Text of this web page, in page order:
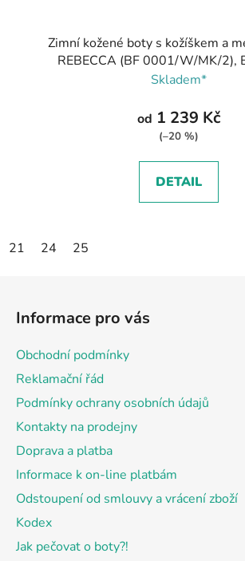
Zimní kožené boty s kožíškem a
REBECCA (BF 0001/W/MK/2),
Skladem*
od 1 239 Kč
(–20 %)
DETAIL
21 24 25
Informace pro vás
Obchodní podmínky
Reklamační řád
Podmínky ochrany osobních údajů
Kontakty na prodejny
Doprava a platba
Informace k on-line platbám
Odstoupení od smlouvy a vrácení zboží
Kodex
Jak pečovat o boty?!